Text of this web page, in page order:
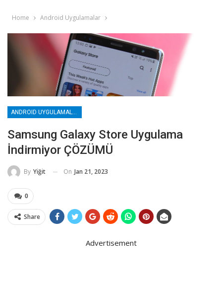
Home Android Uygulamalar
Samsung Galaxy Store Uygulama
İndirmiyor ÇÖZÜMÜ
By Yiğit On Jan 21, 2023
0
Share
Advertisement